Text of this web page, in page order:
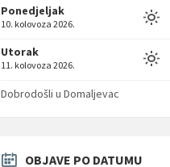
Ponedjeljak
10. kolovoza 2026.
Utorak
11. kolovoza 2026.
Dobrodošli u Domaljevac
OBJAVE PO DATUMU